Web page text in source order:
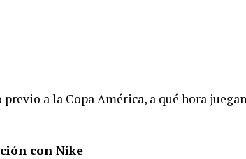
a la Copa América, a qué hora
con Nike